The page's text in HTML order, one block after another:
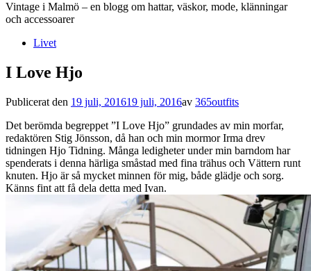
Vintage i Malmö – en blogg om hattar, väskor, mode, klänningar
och accessoarer
Livet
I Love Hjo
Publicerat den 19 juli, 201619 juli, 2016av 365outfits
Det berömda begreppet ”I Love Hjo” grundades av min morfar,
redaktören Stig Jönsson, då han och min mormor Irma drev
tidningen Hjo Tidning. Många ledigheter under min barndom har
spenderats i denna härliga småstad med fina trähus och Vättern runt
knuten. Hjo är så mycket minnen för mig, både glädje och sorg.
Känns fint att få dela detta med Ivan.